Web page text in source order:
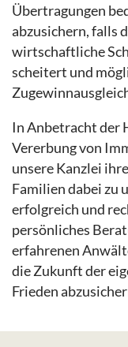
Übertragungen
abzusichern, falls
wirtschaftliche
scheitert und
In Anbetracht der
Vererbung von
unsere Kanzlei
Familien dabei zu
erfolgreich und
persönliches
erfahrenen
die Zukunft der
Frieden